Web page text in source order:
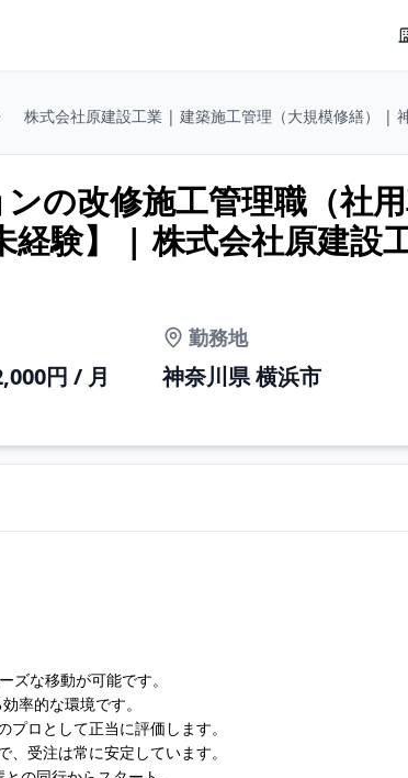
株式会社原建設工業 | 建築施工管理（大規模修繕） |
の改修施工管理職（社
経験】 | 株式会社原建設
円 / 月
勤務地
神奈川県 横浜市
ズな移動が可能です。
率的な環境です。
ロとして正当に評価します。
受注は常に安定しています。